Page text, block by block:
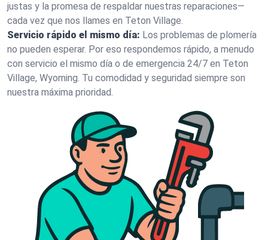
justas y la promesa de respaldar nuestras reparaciones—
cada vez que nos llames en Teton Village.
Servicio rápido el mismo día: Los problemas de plomería
no pueden esperar. Por eso respondemos rápido, a menudo
con servicio el mismo día o de emergencia 24/7 en Teton
Village, Wyoming. Tu comodidad y seguridad siempre son
nuestra máxima prioridad.